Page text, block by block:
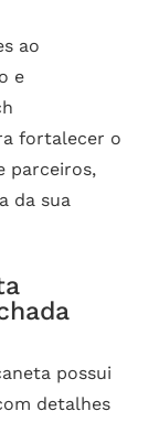
ao
e
fortalecer o
parceiros,
da sua
possui
detalhes